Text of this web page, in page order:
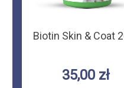
Biotin Skin & Coat
35,00 zł